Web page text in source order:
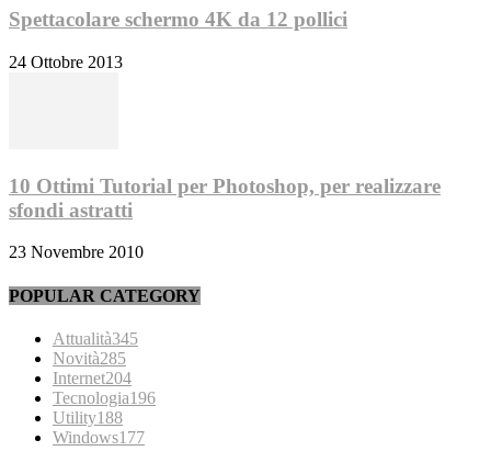
Spettacolare schermo 4K da 12 pollici
24 Ottobre 2013
10 Ottimi Tutorial per Photoshop, per realizzare
sfondi astratti
23 Novembre 2010
POPULAR CATEGORY
Attualità345
Novità285
Internet204
Tecnologia196
Utility188
Windows177